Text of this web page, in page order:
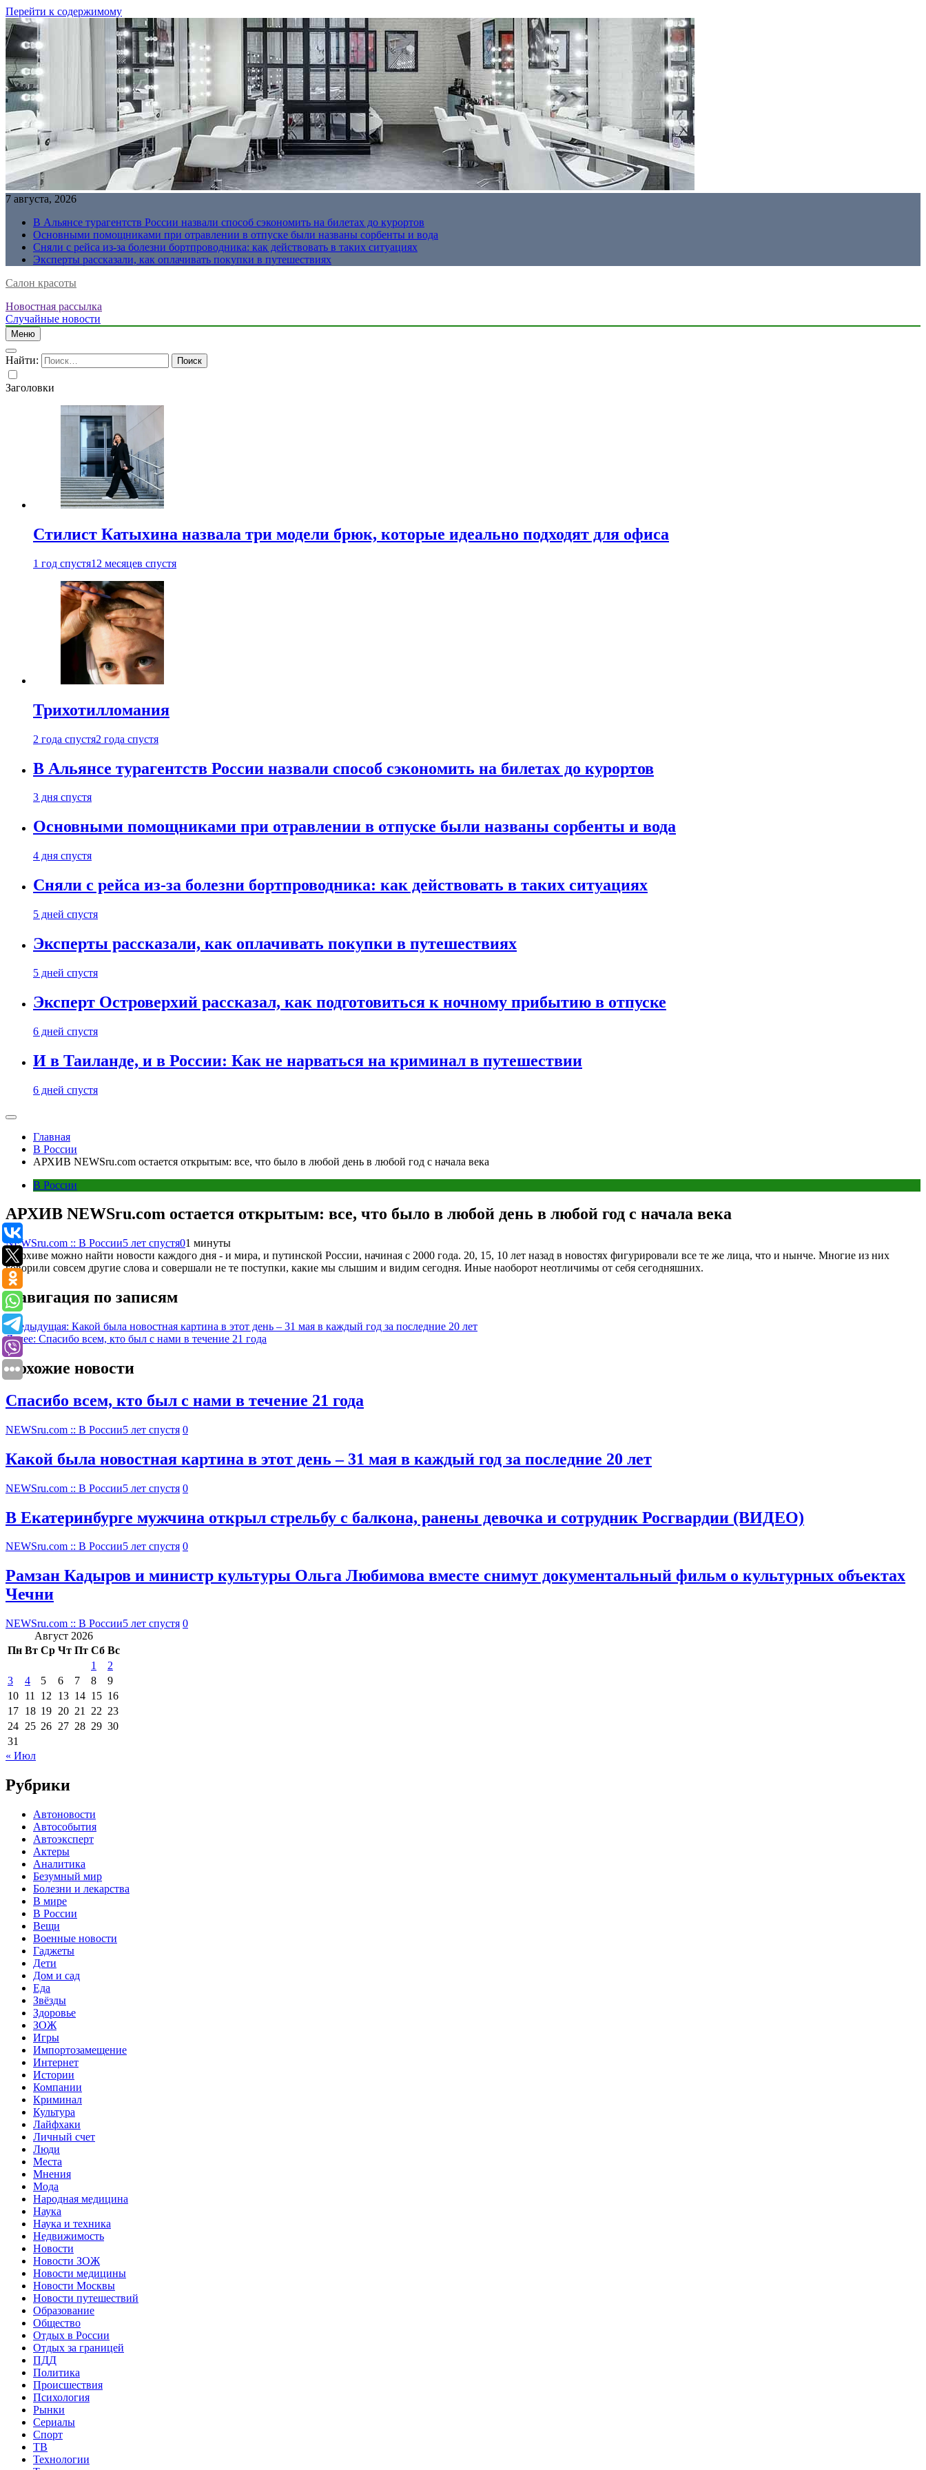
Перейти к содержимому
7 августа, 2026
В Альянсе турагентств России назвали способ сэкономить на билетах до курортов
Основными помощниками при отравлении в отпуске были названы сорбенты и вода
Сняли с рейса из-за болезни бортпроводника: как действовать в таких ситуациях
Эксперты рассказали, как оплачивать покупки в путешествиях
Салон красоты
Новостная рассылка
Случайные новости
Меню
Найти:
Заголовки
Стилист Катыхина назвала три модели брюк, которые идеально подходят для офиса
1 год спустя12 месяцев спустя
Трихотилломания
2 года спустя2 года спустя
В Альянсе турагентств России назвали способ сэкономить на билетах до курортов
3 дня спустя
Основными помощниками при отравлении в отпуске были названы сорбенты и вода
4 дня спустя
Сняли с рейса из-за болезни бортпроводника: как действовать в таких ситуациях
5 дней спустя
Эксперты рассказали, как оплачивать покупки в путешествиях
5 дней спустя
Эксперт Островерхий рассказал, как подготовиться к ночному прибытию в отпуске
6 дней спустя
И в Таиланде, и в России: Как не нарваться на криминал в путешествии
6 дней спустя
Главная
В России
АРХИВ NEWSru.com остается открытым: все, что было в любой день в любой год с начала века
В России
АРХИВ NEWSru.com остается открытым: все, что было в любой день в любой год с начала века
NEWSru.com :: В России5 лет спустя01 минуты
В архиве можно найти новости каждого дня - и мира, и путинской России, начиная с 2000 года. 20, 15, 10 лет назад в новостях фигурировали все те же лица, что и нынче. Многие из них
говорили совсем другие слова и совершали не те поступки, какие мы слышим и видим сегодня. Иные наоборот неотличимы от себя сегодняшних.
Навигация по записям
Предыдущая: Какой была новостная картина в этот день – 31 мая в каждый год за последние 20 лет
Далее: Спасибо всем, кто был с нами в течение 21 года
Похожие новости
Спасибо всем, кто был с нами в течение 21 года
NEWSru.com :: В России5 лет спустя 0
Какой была новостная картина в этот день – 31 мая в каждый год за последние 20 лет
NEWSru.com :: В России5 лет спустя 0
В Екатеринбурге мужчина открыл стрельбу с балкона, ранены девочка и сотрудник Росгвардии (ВИДЕО)
NEWSru.com :: В России5 лет спустя 0
Рамзан Кадыров и министр культуры Ольга Любимова вместе снимут документальный фильм о культурных объектах
Чечни
NEWSru.com :: В России5 лет спустя 0
Август 2026
Пн Вт Ср Чт Пт Сб Вс
1
2
3
4 5 6 7 8
9
10 11 12 13 14 15 16
17 18 19 20 21 22 23
24 25 26 27 28 29 30
31
« Июл
Рубрики
Автоновости
Автособытия
Автоэксперт
Актеры
Аналитика
Безумный мир
Болезни и лекарства
В мире
В России
Вещи
Военные новости
Гаджеты
Дети
Дом и сад
Еда
Звёзды
Здоровье
ЗОЖ
Игры
Импортозамещение
Интернет
Истории
Компании
Криминал
Культура
Лайфхаки
Личный счет
Люди
Места
Мнения
Мода
Народная медицина
Наука
Наука и техника
Недвижимость
Новости
Новости ЗОЖ
Новости медицины
Новости Москвы
Новости путешествий
Образование
Общество
Отдых в России
Отдых за границей
ПДД
Политика
Происшествия
Психология
Рынки
Сериалы
Спорт
ТВ
Технологии